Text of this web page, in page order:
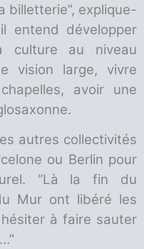
billetterie”, explique-
entend développer
culture au niveau
vision large, vivre
avoir une
autres collectivités
ou Berlin pour
“Là la fin du
Mur ont libéré les
à faire sauter